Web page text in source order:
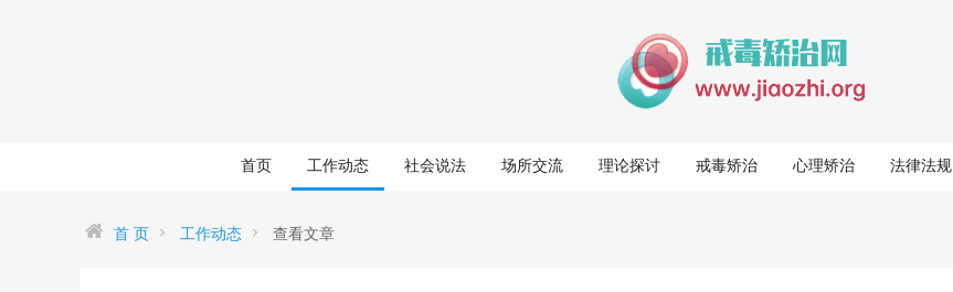
首页 工作动态 社会说法 场所交流 理论探讨 戒毒矫治 心理矫治 法律法规
首 页 工作动态 查看文章